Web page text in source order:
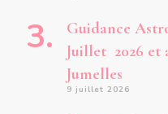
Guidance
Juillet 2026 et
Jumelles
9 juillet 2026